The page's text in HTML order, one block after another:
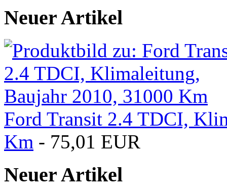
Neuer Artikel
Ford Transit 2.4 TDCI,
Km - 75,01 EUR
Neuer Artikel